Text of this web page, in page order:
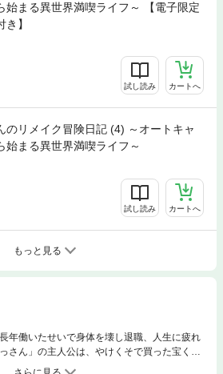
始まる異世界満喫ライフ～ 【電子限定
き】
試し読み カートへ
のリメイク冒険日記 (4) ～オートキャ
始まる異世界満喫ライフ～
試し読み カートへ
もっと見る
年働いたせいで身体を壊し退職、人生に疲れ
さん」の主人公は、やけくそで買った宝くじ
すべくオートキャンプに出かけた。しかし突